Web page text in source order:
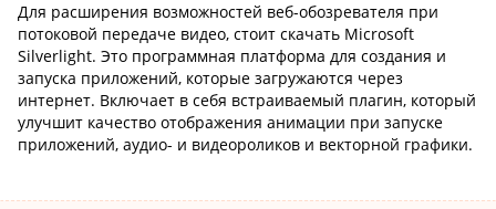
Для расширения возможностей веб-обозревателя при
потоковой передаче видео, стоит скачать Microsoft
Silverlight. Это программная платформа для создания и
запуска приложений, которые загружаются через
интернет. Включает в себя встраиваемый плагин, который
улучшит качество отображения анимации при запуске
приложений, аудио- и видеороликов и векторной графики.